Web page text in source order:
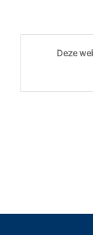
Deze